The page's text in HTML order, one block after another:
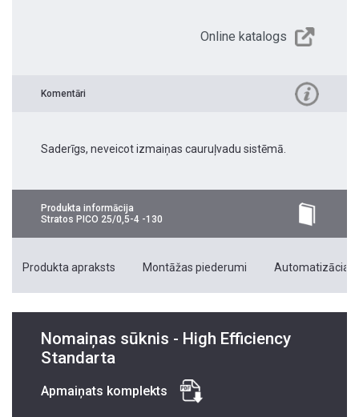
Online katalogs
Komentāri
Saderīgs, neveicot izmaiņas cauruļvadu sistēmā.
Produkta informācija
Stratos PICO 25/0,5-4 -130
Produkta apraksts Montāžas piederumi Automatizācias
Nomaiņas sūknis - High Efficiency
Standarta
Apmaiņats komplekts